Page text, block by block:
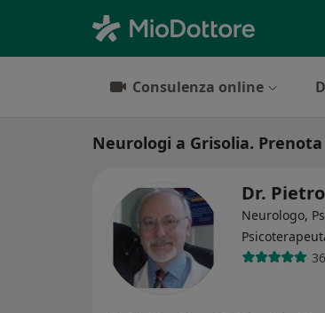
Consulenza online
Neurologi a Grisolia.
Dr.
Neurologo,